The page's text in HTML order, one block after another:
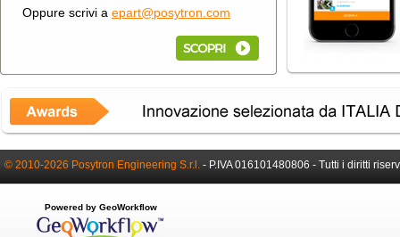
Oppure scrivi a epart@posytron.com
© 2010-2026 Posytron Engineering S.r.l. - P.IVA 016101480806 - Tutti i diritti
Powered by GeoWorkflow